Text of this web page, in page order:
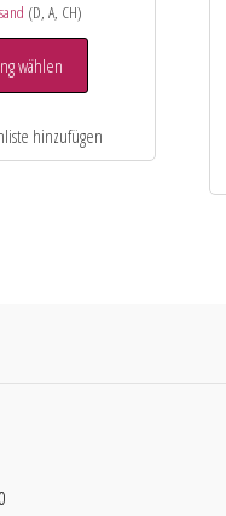
(D, A, CH)
wählen